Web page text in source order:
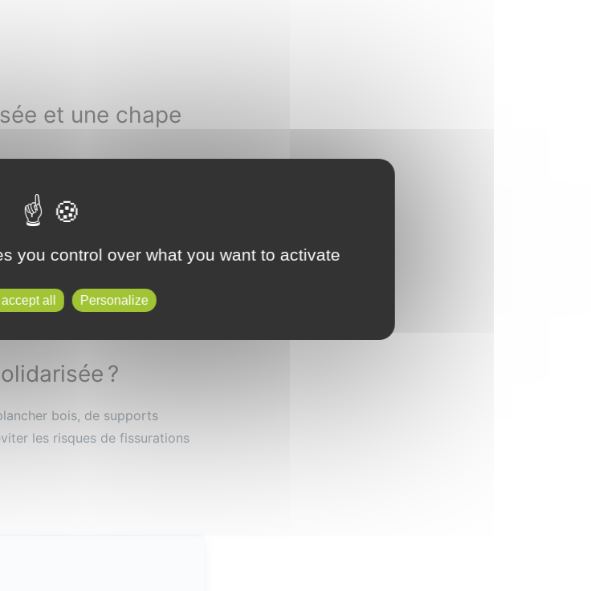
et une chape
un élément pour séparer
qu'un simple film de
et la dalle.
?
bois, de supports
les risques de fissurations
you control over what you want to activate
all Personalize